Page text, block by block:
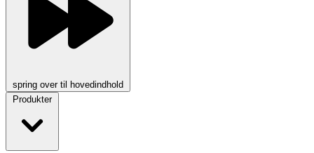
spring over til hovedindhold
Produkter